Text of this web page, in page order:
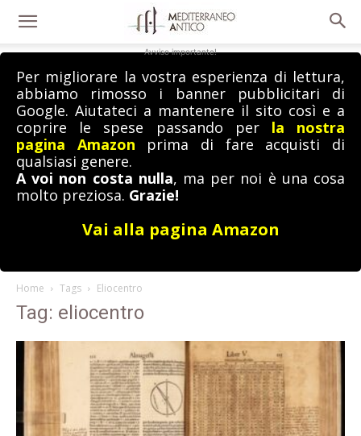
Avviso importante!
Per migliorare la vostra esperienza di lettura,
abbiamo rimosso i banner pubblicitari di
Google. Aiutateci a mantenere il sito così e a
coprire le spese passando per la nostra
pagina Amazon prima di fare acquisti di
qualsiasi genere.
A voi non costa nulla, ma per noi è una cosa
molto preziosa. Grazie!
Vai alla pagina Amazon
Home Tags Eliocentro
Tag: eliocentro